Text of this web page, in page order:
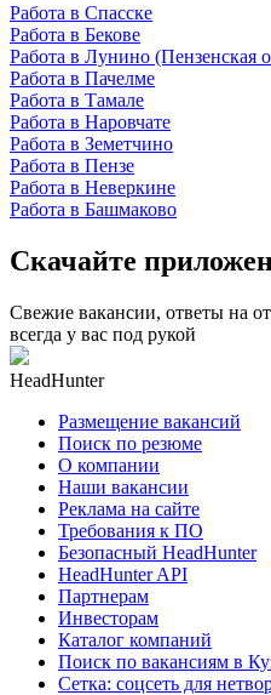
Работа в Спасске
Работа в Бекове
Работа в Лунино (Пензенская
Работа в Пачелме
Работа в Тамале
Работа в Наровчате
Работа в Земетчино
Работа в Пензе
Работа в Неверкине
Работа в Башмаково
Скачайте
Свежие вакансии, ответы на
всегда у вас под рукой
HeadHunter
Размещение вакансий
Поиск по резюме
О компании
Наши вакансии
Реклама на сайте
Требования к ПО
Безопасный HeadHunter
HeadHunter API
Партнерам
Инвесторам
Каталог компаний
Поиск по вакансиям в
Сетка: соцсеть для